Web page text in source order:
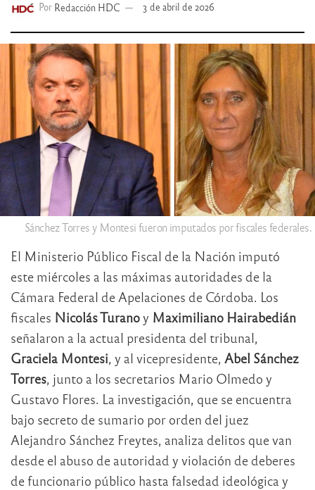
Por Redacción HDC 3 de abril de 2026
Sánchez Torres y Montesi fueron imputados por fiscales federales.
El Ministerio Público Fiscal de la Nación imputó
este miércoles a las máximas autoridades de la
Cámara Federal de Apelaciones de Córdoba. Los
fiscales Nicolás Turanoy Maximiliano Hairabedián
señalaron a la actual presidenta del tribunal,
Graciela Montesi, y al vicepresidente, Abel Sánchez
Torres, junto a los secretarios Mario Olmedo y
Gustavo Flores. La investigación, que se encuentra
bajo secreto de sumario por orden del juez
Alejandro Sánchez Freytes, analiza delitos que van
desde el abuso de autoridad y violación de deberes
de funcionario público hasta falsedad ideológica y